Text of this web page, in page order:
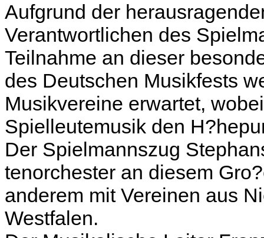
Aufgrund der
Verantwortlichen des
Teilnahme an dieser
des Deutschen Musikfests
Musikvereine erwartet,
Spielleutemusik den
Der Spielmannszug
tenorchester an diesem
anderem mit Vereinen aus
Westfalen.